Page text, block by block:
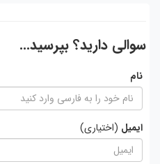
سوالی دارید؟ بپرسید...
نام
ایمیل (اختیاری)